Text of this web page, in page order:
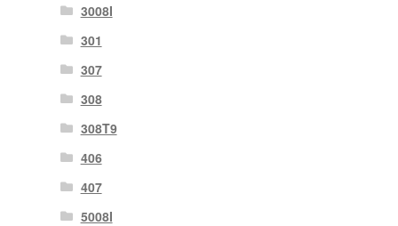
3008I
301
307
308
308T9
406
407
5008I